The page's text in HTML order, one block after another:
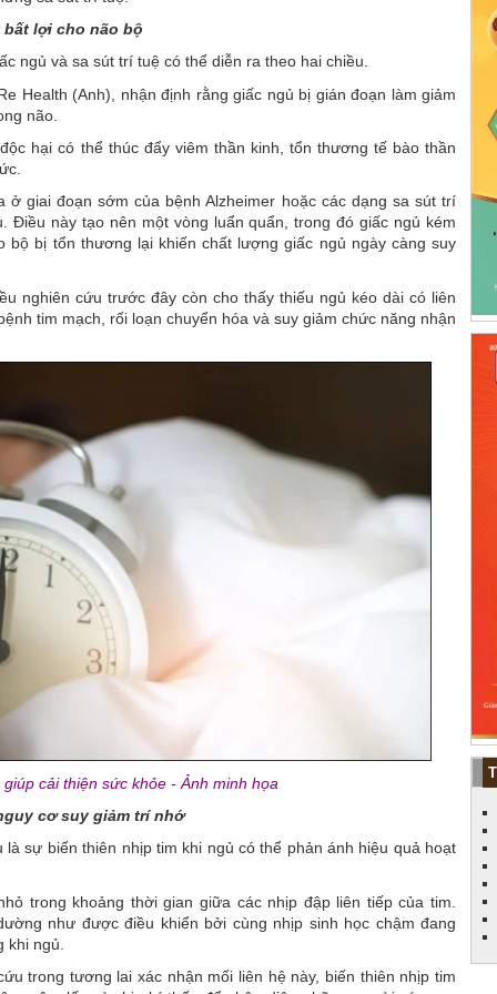
lợi cho não bộ
ngủ và sa sút trí tuệ có thể diễn ra theo hai chiều.
Health (Anh), nhận định rằng giấc ngủ bị gián đoạn làm giảm
não.
hại có thể thúc đẩy viêm thần kinh, tổn thương tế bào thần
giai đoạn sớm của bệnh Alzheimer hoặc các dạng sa sút trí
Điều này tạo nên một vòng luẩn quẩn, trong đó giấc ngủ kém
bộ bị tổn thương lại khiến chất lượng giấc ngủ ngày càng suy
nghiên cứu trước đây còn cho thấy thiếu ngủ kéo dài có liên
tim mạch, rối loạn chuyển hóa và suy giảm chức năng nhận
cải thiện sức khỏe - Ảnh minh họa
cơ suy giảm trí nhớ
sự biến thiên nhịp tim khi ngủ có thể phản ánh hiệu quả hoạt
trong khoảng thời gian giữa các nhịp đập liên tiếp của tim.
như được điều khiển bởi cùng nhịp sinh học chậm đang
ngủ.
trong tương lai xác nhận mối liên hệ này, biến thiên nhịp tim